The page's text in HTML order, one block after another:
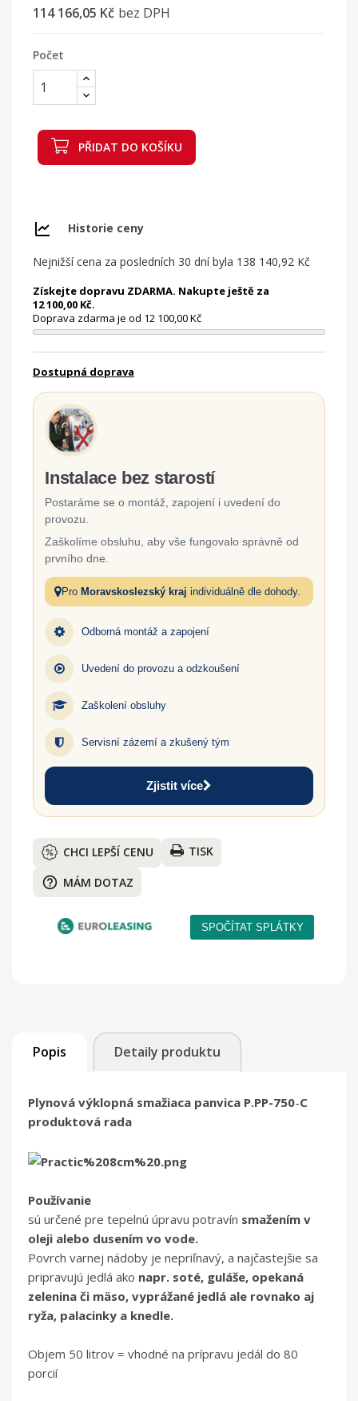
114 166,05 Kč bez DPH
Počet
PŘIDAT DO KOŠÍKU
Historie ceny
Nejnižší cena za posledních 30 dní byla 138 140,92 Kč
Získejte dopravu ZDARMA. Nakupte ještě za
12 100,00 Kč.
Doprava zdarma je od 12 100,00 Kč
Dostupná doprava
Instalace bez starostí
Postaráme se o montáž, zapojení i uvedení do
provozu.
Zaškolíme obsluhu, aby vše fungovalo správně od
prvního dne.
Pro Moravskoslezský kraj individuálně dle dohody.
Odborná montáž a zapojení
Uvedení do provozu a odzkoušení
Zaškolení obsluhy
Servisní zázemí a zkušený tým
Zjistit více
CHCI LEPŠÍ CENU TISK
help_outline MÁM DOTAZ
Popis Detaily produktu
Plynová výklopná smažiaca panvica P.PP-750-C
produktová rada
Používanie
sú určené pre tepelnú úpravu potravín smažením v
oleji alebo dusením vo vode.
Povrch varnej nádoby je nepriľnavý, a najčastejšie sa
pripravujú jedlá ako napr. soté, guláše, opekaná
zelenina či mäso, vyprážané jedlá ale rovnako aj
ryža, palacinky a knedle.
Objem 50 litrov = vhodné na prípravu jedál do 80
porcií